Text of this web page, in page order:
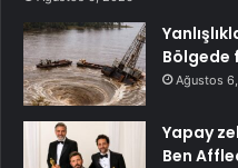
Bölgede
Ağustos
Yapay
Ben